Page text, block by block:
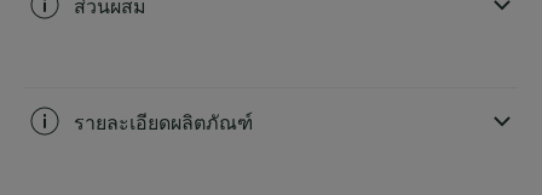
รายละเอียดผลิตภัณฑ์